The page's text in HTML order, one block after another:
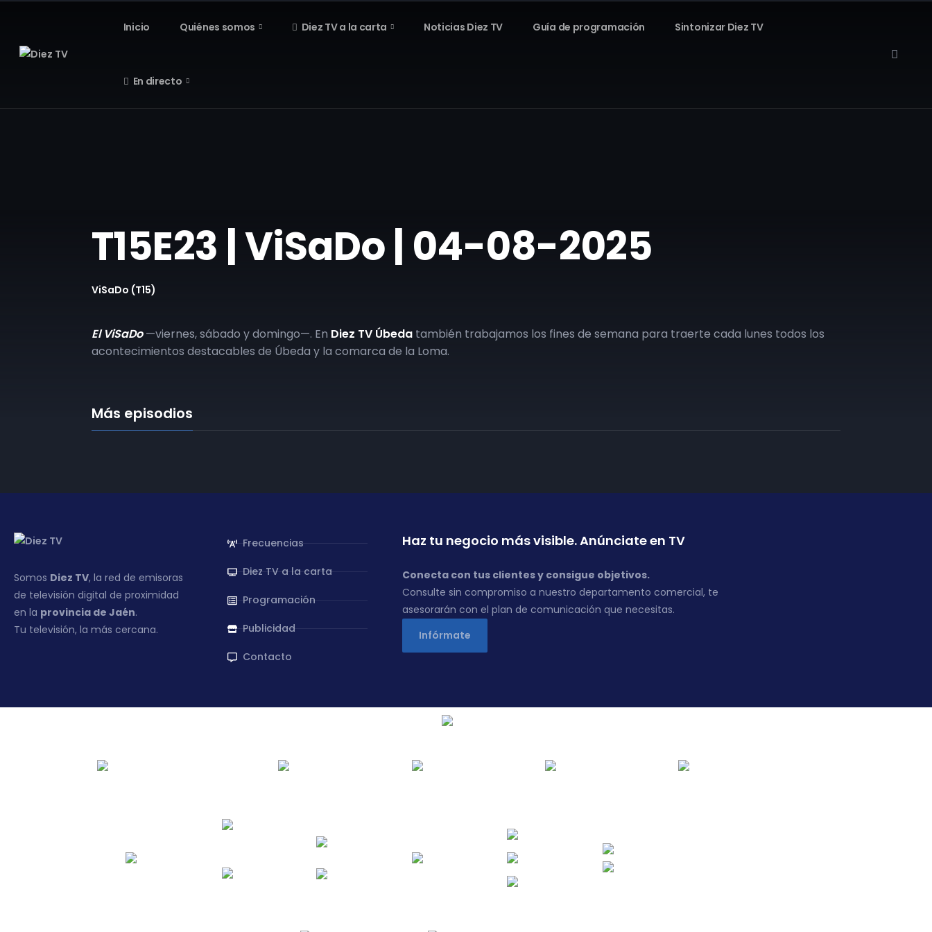
Inicio Quiénes somos Diez TV a la carta Noticias Diez TV Guía de programación Sintonizar Diez TV
En directo
T15E23 | ViSaDo | 04-08-2025
ViSaDo (T15)
El ViSaDo —viernes, sábado y domingo—. En Diez TV Úbeda también trabajamos los fines de semana para traerte cada lunes todos los
acontecimientos destacables de Úbeda y la comarca de la Loma.
Más episodios
Somos Diez TV, la red de emisoras
de televisión digital de proximidad
en la provincia de Jaén.
Tu televisión, la más cercana.
Frecuencias
Diez TV a la carta
Programación
Publicidad
Contacto
Haz tu negocio más visible. Anúnciate en TV
Conecta con tus clientes y consigue objetivos.
Consulte sin compromiso a nuestro departamento comercial, te
asesorarán con el plan de comunicación que necesitas.
Infórmate